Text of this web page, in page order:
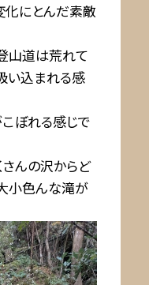
化にとんだ素敵
山道は荒れて
い込まれる感
ぼれる感じで
さんの沢からど
小色んな滝が